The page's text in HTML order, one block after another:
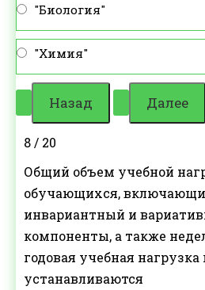
"Биология"
"Химия"
8 / 20
Общий объем учебной
обучающихся,
инвариантный и
компоненты, а также
годовая учебная нагрузка
устанавливаются